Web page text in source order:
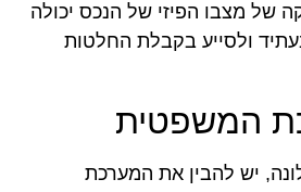
של מצבו הפיזי של הנכס יכולה
ולסייע בקבלת החלטות
המשפטית
יש להבין את המערכת